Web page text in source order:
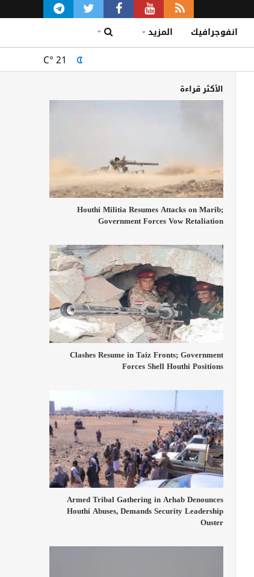
انفوجرافيك المزيد
C° 21
الأكثر قراءة
Houthi Militia Resumes Attacks on Marib;
Government Forces Vow Retaliation
Clashes Resume in Taiz Fronts; Government
Forces Shell Houthi Positions
Armed Tribal Gathering in Arhab Denounces
Houthi Abuses, Demands Security Leadership
Ouster